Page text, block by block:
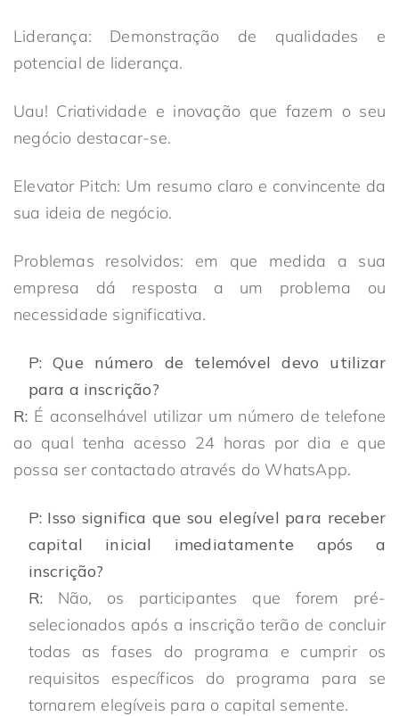
Liderança: Demonstração de qualidades e
potencial de liderança.
Uau! Criatividade e inovação que fazem o seu
negócio destacar-se.
Elevator Pitch: Um resumo claro e convincente da
sua ideia de negócio.
Problemas resolvidos: em que medida a sua
empresa dá resposta a um problema ou
necessidade significativa.
P: Que número de telemóvel devo utilizar
para a inscrição?
R: É aconselhável utilizar um número de telefone
ao qual tenha acesso 24 horas por dia e que
possa ser contactado através do WhatsApp.
P: Isso significa que sou elegível para receber
capital inicial imediatamente após a
inscrição?
R: Não, os participantes que forem pré-
selecionados após a inscrição terão de concluir
todas as fases do programa e cumprir os
requisitos específicos do programa para se
tornarem elegíveis para o capital semente.